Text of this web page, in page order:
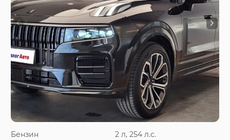
Бензин
2 л, 254 л.с.